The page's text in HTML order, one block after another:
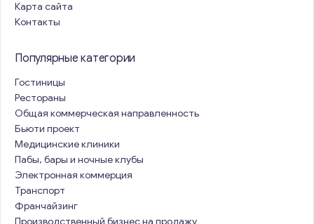
Карта сайта
Контакты
Популярные категории
Гостиницы
Рестораны
Общая коммерческая направленность
Бьюти проект
Медицинские клиники
Пабы, бары и ночные клубы
Электронная коммерция
Транспорт
Франчайзинг
Производственный бизнес на продажу